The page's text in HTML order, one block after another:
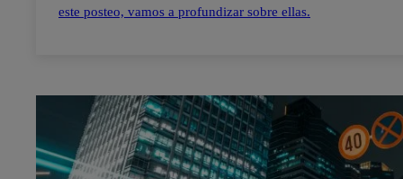
este posteo, vamos a profundizar sobre ellas.